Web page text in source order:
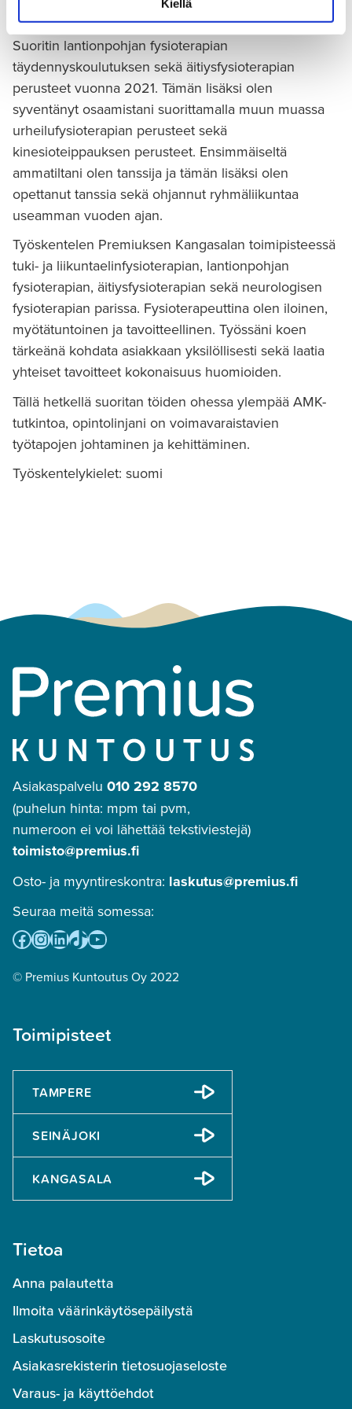
Kiellä
2020 lähtien.
Suoritin lantionpohjan fysioterapian
täydennyskoulutuksen sekä äitiysfysioterapian
perusteet vuonna 2021. Tämän lisäksi olen
syventänyt osaamistani suorittamalla muun muassa
urheilufysioterapian perusteet sekä
kinesioteippauksen perusteet. Ensimmäiseltä
ammatiltani olen tanssija ja tämän lisäksi olen
opettanut tanssia sekä ohjannut ryhmäliikuntaa
useamman vuoden ajan.
Työskentelen Premiuksen Kangasalan toimipisteessä
tuki- ja liikuntaelinfysioterapian, lantionpohjan
fysioterapian, äitiysfysioterapian sekä neurologisen
fysioterapian parissa. Fysioterapeuttina olen iloinen,
myötätuntoinen ja tavoitteellinen. Työssäni koen
tärkeänä kohdata asiakkaan yksilöllisesti sekä laatia
yhteiset tavoitteet kokonaisuus huomioiden.
Tällä hetkellä suoritan töiden ohessa ylempää AMK-
tutkintoa, opintolinjani on voimavaraistavien
työtapojen johtaminen ja kehittäminen.
Työskentelykielet: suomi
Asiakaspalvelu 010 292 8570
(puhelun hinta: mpm tai pvm,
numeroon ei voi lähettää tekstiviestejä)
toimisto@premius.fi
Osto- ja myyntireskontra: laskutus@premius.fi
Seuraa meitä somessa:
Facebook
Instagram
LinkedIn
TikTok
YouTube
© Premius Kuntoutus Oy 2022
Toimipisteet
TAMPERE
SEINÄJOKI
KANGASALA
Tietoa
Anna palautetta
Ilmoita väärinkäytösepäilystä
Laskutusosoite
Asiakasrekisterin tietosuojaseloste
Varaus- ja käyttöehdot